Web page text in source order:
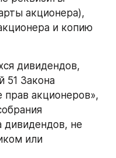
акционера),
и копию
дивидендов,
51 Закона
прав акционеров»,
дивидендов, не
или